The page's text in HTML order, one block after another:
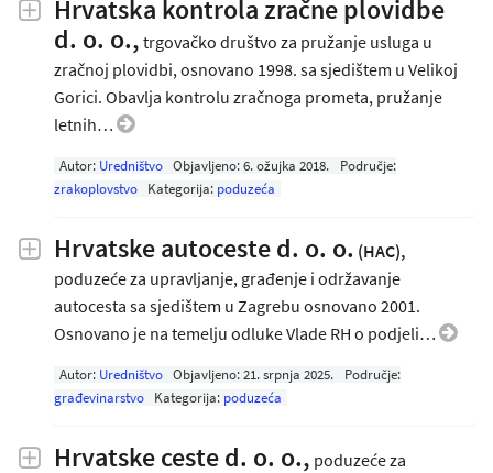
Hrvatska kontrola zračne plovidbe
d. o. o., trgovačko društvo za pružanje usluga u
zračnoj plovidbi, osnovano 1998. sa sjedištem u Velikoj
Gorici. Obavlja kontrolu zračnoga prometa, pružanje
letnih…
Autor: Uredništvo Objavljeno:6. ožujka 2018.
Područje:
zrakoplovstvo
Kategorija: poduzeća
Hrvatske autoceste d. o. o. (HAC),
poduzeće za upravljanje, građenje i održavanje
autocesta sa sjedištem u Zagrebu osnovano 2001.
Osnovano je na temelju odluke Vlade RH o podjeli…
Autor: Uredništvo Objavljeno:21. srpnja 2025.
Područje:
građevinarstvo
Kategorija: poduzeća
Hrvatske ceste d. o. o., poduzeće za